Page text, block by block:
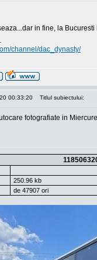
in fine, la
channel/dac_dynasty/
00:33:20 Titlul subiectului:
fotografiate in
250.96 kb
de 47907 ori